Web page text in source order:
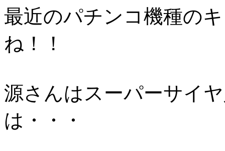
最近のパチンコ機種の
ね！！
源さんはスーパーサイ
は・・・